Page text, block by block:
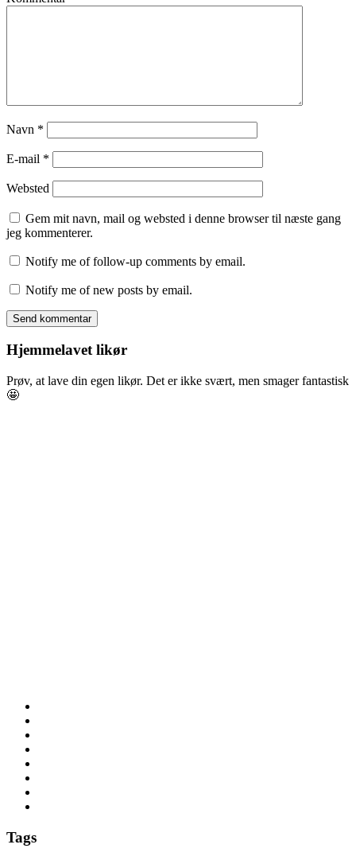
Navn *
E-mail *
Websted
Gem mit navn, mail og websted i denne browser til næste gang
jeg kommenterer.
Notify me of follow-up comments by email.
Notify me of new posts by email.
Hjemmelavet likør
Prøv, at lave din egen likør. Det er ikke svært, men smager fantastisk
🤩
Tags